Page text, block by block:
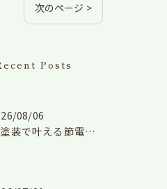
次のページ >
Posts
08/06
外壁塗装で叶える節電効果と愛知県の相場や色選びのポイントを徹底解説